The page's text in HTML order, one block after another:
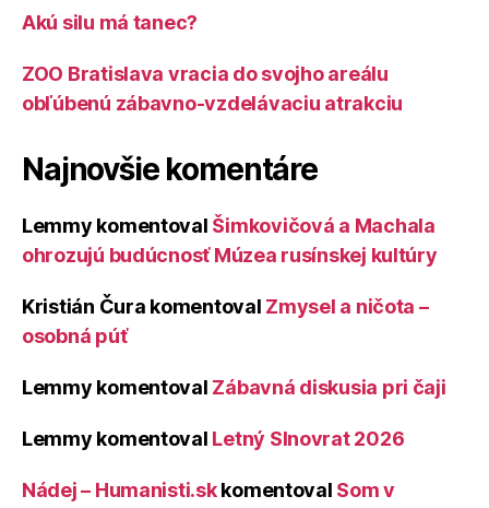
Akú silu má tanec?
ZOO Bratislava vracia do svojho areálu
obľúbenú zábavno-vzdelávaciu atrakciu
Najnovšie komentáre
Lemmy komentoval Šimkovičová a Machala
ohrozujú budúcnosť Múzea rusínskej kultúry
Kristián Čura komentoval Zmysel a ničota –
osobná púť
Lemmy komentoval Zábavná diskusia pri čaji
Lemmy komentoval Letný Slnovrat 2026
Nádej – Humanisti.skkomentoval Som v